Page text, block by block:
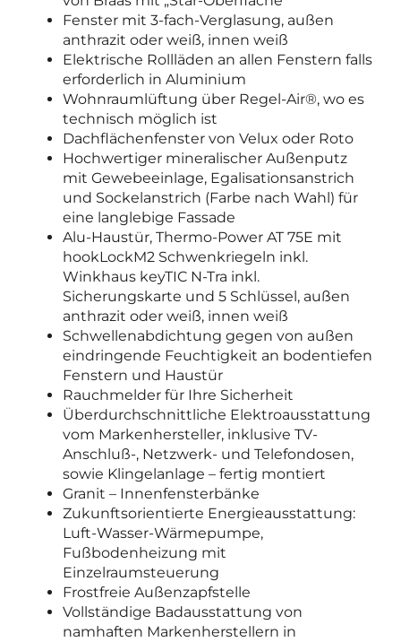
Fenster mit 3-fach-Verglasung, außen
anthrazit oder weiß, innen weiß
Elektrische Rollläden an allen Fenstern falls
erforderlich in Aluminium
Wohnraumlüftung über Regel-Air®, wo es
technisch möglich ist
Dachflächenfenster von Velux oder Roto
Hochwertiger mineralischer Außenputz
mit Gewebeeinlage, Egalisationsanstrich
und Sockelanstrich (Farbe nach Wahl) für
eine langlebige Fassade
Alu-Haustür, Thermo-Power AT 75E mit
hookLockM2 Schwenkriegeln inkl.
Winkhaus keyTIC N-Tra inkl.
Sicherungskarte und 5 Schlüssel, außen
anthrazit oder weiß, innen weiß
Schwellenabdichtung gegen von außen
eindringende Feuchtigkeit an bodentiefen
Fenstern und Haustür
Rauchmelder für Ihre Sicherheit
Überdurchschnittliche Elektroausstattung
vom Markenhersteller, inklusive TV-
Anschluß-, Netzwerk- und Telefondosen,
sowie Klingelanlage – fertig montiert
Granit – Innenfensterbänke
Zukunftsorientierte Energieausstattung:
Luft-Wasser-Wärmepumpe,
Fußbodenheizung mit
Einzelraumsteuerung
Frostfreie Außenzapfstelle
Vollständige Badausstattung von
namhaften Markenherstellern in